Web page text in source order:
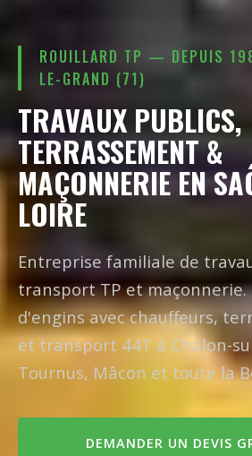
ROUILLARD TP — DEPUIS
LE-GRAND (71)
TRAVAUX PUBLICS,
TERRASSEMENT &
MAÇONNERIE EN
LOIRE
Entreprise familiale de
transport TP et maçonnerie.
d'engins avec chauffeurs,
et transport 44T à Chalon-
Tournus, Mâcon et toute la
DEMANDER UN DEVIS